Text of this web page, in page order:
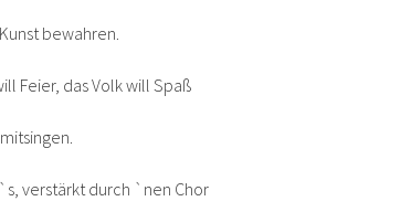
bewahren.
Feier, das Volk will Spaß
verstärkt durch `nen Chor